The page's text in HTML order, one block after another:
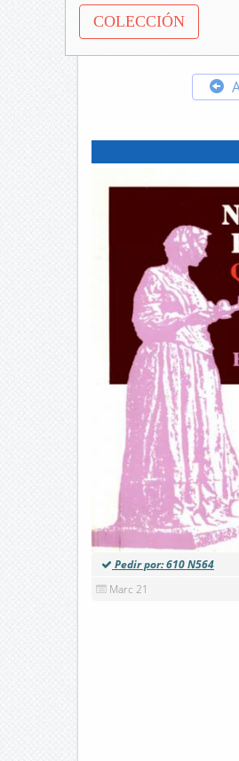
COLECCIÓN
Pedir por: 610 N564
Marc 21